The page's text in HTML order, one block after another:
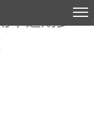
卡逾期多